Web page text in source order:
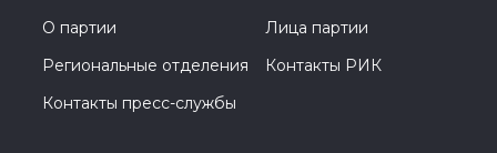
О партии
Лица партии
Региональные отделения
Контакты РИК
Контакты пресс-службы